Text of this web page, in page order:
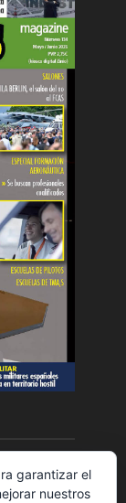
garantizar el
nuestros